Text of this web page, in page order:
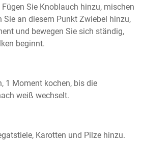
Sie Knoblauch hinzu, mischen
Sie an diesem Punkt Zwiebel hinzu,
und bewegen Sie sich ständig,
beginnt.
1 Moment kochen, bis die
weiß wechselt.
Karotten und Pilze hinzu.